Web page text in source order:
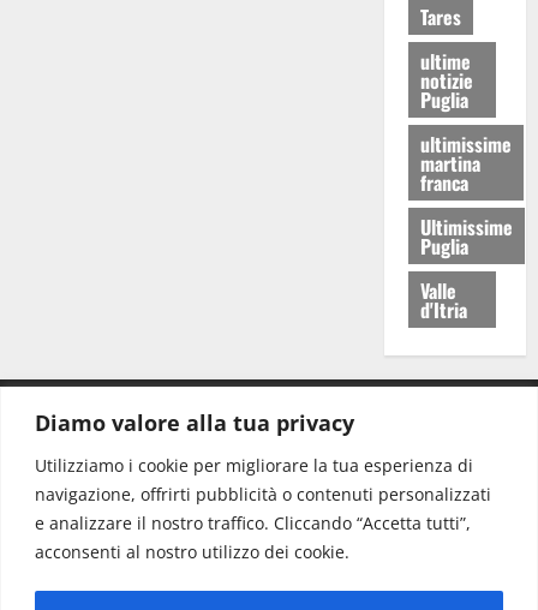
Diamo valore alla tua privacy
Utilizziamo i cookie per migliorare la tua esperienza di
navigazione, offrirti pubblicità o contenuti personalizzati
e analizzare il nostro traffico. Cliccando “Accetta tutti”,
acconsenti al nostro utilizzo dei cookie.
Tares
ultime
notizie
Puglia
ultimissime
martina
franca
Ultimissime
Puglia
Valle
d'Itria
Redazione: redazione@www.martinasera.it
Direttore:direttore@www.martinasera.it
Info & Commerciale:info@www.martinasera.it